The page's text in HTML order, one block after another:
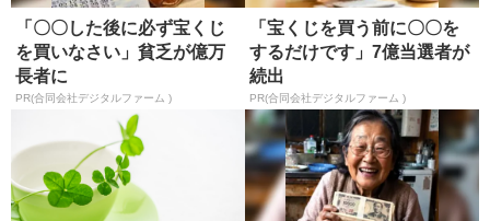
「〇〇した後に必ず宝くじ
を買いなさい」貧乏が億万
長者に
PR(合同会社デジタルファーム )
「宝くじを買う前に〇〇を
するだけです」7億当選者が
続出
PR(合同会社デジタルファーム )